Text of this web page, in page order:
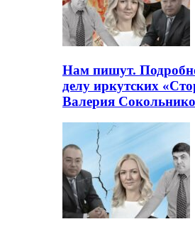
Нам пишут.
делу иркутских
Валерия